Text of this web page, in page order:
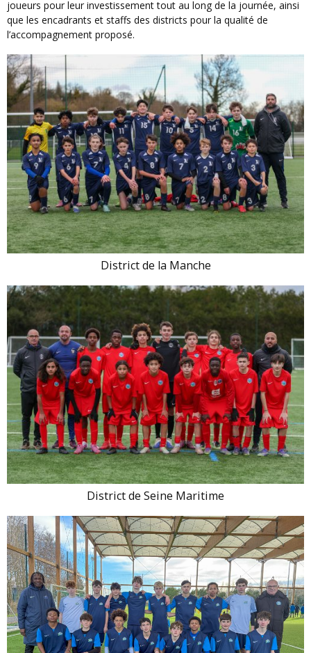
joueurs pour leur investissement tout au long de la journée, ainsi
que les encadrants et staffs des districts pour la qualité de
l’accompagnement proposé.
District de la Manche
District de Seine Maritime